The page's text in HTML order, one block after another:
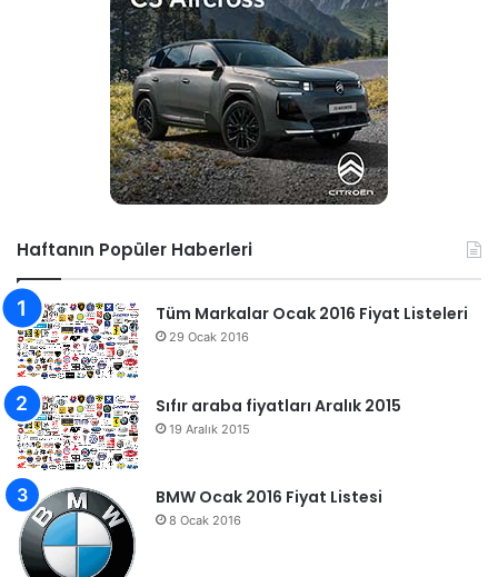
Haftanın Popüler Haberleri
Tüm Markalar Ocak 2016 Fiyat Listeleri
29 Ocak 2016
Sıfır araba fiyatları Aralık 2015
19 Aralık 2015
BMW Ocak 2016 Fiyat Listesi
8 Ocak 2016